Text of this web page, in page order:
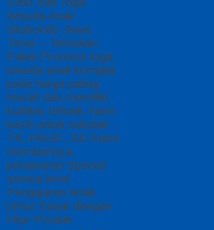
Jual Toga Wisuda
Anak Kebumen
Jual Toga Wisuda
Anak Kebumen
Hubungi 0812-2282-
1060 Jual Toga
Wisuda Anak
Kebumen Jawa
Tengah – Temukan
Paket Promosi toga
wisuda anak komplet
pada harga paling
murah dan memiliki
kualitas terbaik, kami